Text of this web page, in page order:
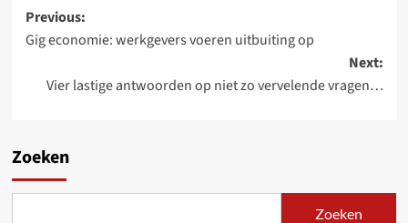
Post
navigation
Previous:
Gig economie: werkgevers voeren uitbuiting op
Next:
Vier lastige antwoorden op niet zo vervelende vragen…
Zoeken
Zoeken